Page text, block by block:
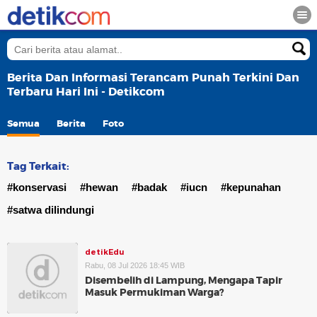
Berita Dan Informasi Terancam Punah Terkini Dan
Terbaru Hari Ini - Detikcom
Semua Berita Foto
Tag Terkait:
#konservasi #hewan #badak #iucn
#kepunahan
#satwa dilindungi
detikEdu
Rabu, 08 Jul 2026 18:45 WIB
Disembelih di Lampung, Mengapa Tapir
Masuk Permukiman Warga?